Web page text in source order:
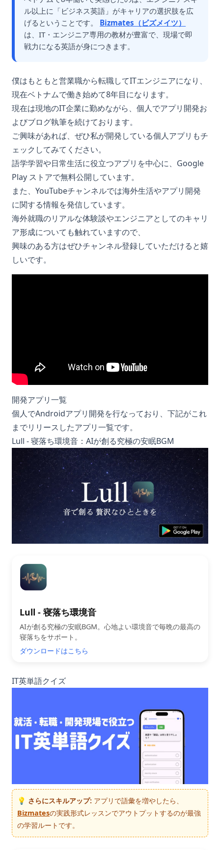
ル以上に「ビジネス英語」がキャリアの選択肢を広
げるということです。 Bizmates（ビズメイツ）
は、IT・エンジニア専用の教材が豊富で、現場で即
戦力になる英語が身につきます。
僕はもともと営業職から転職してITエンジニアになり、
現在ベトナムで働き始めて8年目になります。
現在は現地のIT企業に勤めながら、個人でアプリ開発お
よびブログ執筆を続けております。
ご興味があれば、ぜひ私が開発している個人アプリもチ
ェックしてみてください。
語学学習や日常生活に役立つアプリを中心に、Google
Play ストアで無料公開しています。
また、YouTubeチャンネルでは海外生活やアプリ開発
に関する情報を発信しています。
海外就職のリアルな体験談やエンジニアとしてのキャリ
ア形成についても触れていますので、
興味のある方はぜひチャンネル登録していただけると嬉
しいです。
開発アプリ一覧
個人でAndroidアプリ開発を行なっており、下記がこれ
までリリースしたアプリ一覧です。
Lull - 寝落ち環境音：AIが創る究極の安眠BGM
Lull - 寝落ち環境音
AIが創る究極の安眠BGM。心地よい環境音で毎晩の最高の
寝落ちをサポート。
ダウンロードはこちら
IT英単語クイズ
💡 さらにスキルアップ: アプリで語彙を増やしたら、
Bizmatesの実践形式レッスンでアウトプットするのが最強
の学習ルートです。